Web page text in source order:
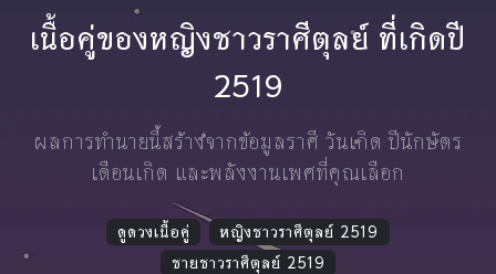
เนื้อคู่ของหญิงชาวราศีตุลย์ ที่เกิดปี
2519
ผลการทำนายนี้สร้างจากข้อมูลราศี วันเกิด ปีนักษัตร
เดือนเกิด และพลังงานเพศที่คุณเลือก
ดูดวงเนื้อคู่
หญิงชาวราศีตุลย์ 2519
ชายชาวราศีตุลย์ 2519